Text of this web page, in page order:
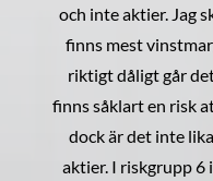
och inte aktier. Jag
finns mest
riktigt dåligt går
finns såklart en risk
dock är det inte
aktier. I riskgrupp 6